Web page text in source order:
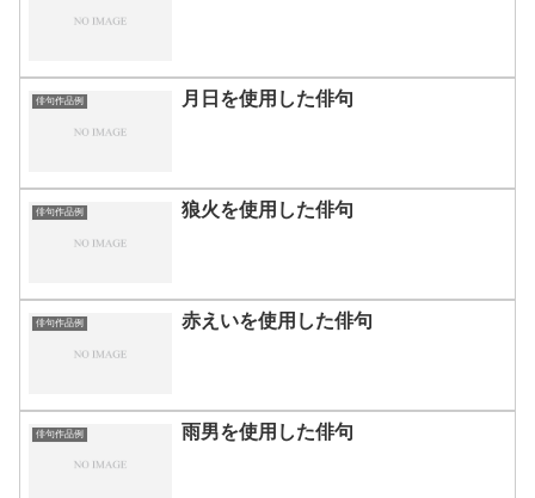
俳句作品例 月日を使用した俳句
俳句作品例 狼火を使用した俳句
俳句作品例 赤えいを使用した俳句
俳句作品例 雨男を使用した俳句